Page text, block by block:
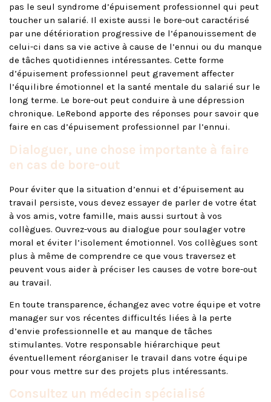
pas le seul syndrome d’épuisement professionnel qui peut
toucher un salarié. Il existe aussi le bore-out caractérisé
par une détérioration progressive de l’épanouissement de
celui-ci dans sa vie active à cause de l’ennui ou du manque
de tâches quotidiennes intéressantes. Cette forme
d’épuisement professionnel peut gravement affecter
l’équilibre émotionnel et la santé mentale du salarié sur le
long terme. Le bore-out peut conduire à une dépression
chronique. LeRebond apporte des réponses pour savoir que
faire en cas d’épuisement professionnel par l’ennui.
Dialoguer, une chose importante à faire
en cas de bore-out
Pour éviter que la situation d’ennui et d’épuisement au
travail persiste, vous devez essayer de parler de votre état
à vos amis, votre famille, mais aussi surtout à vos
collègues. Ouvrez-vous au dialogue pour soulager votre
moral et éviter l’isolement émotionnel. Vos collègues sont
plus à même de comprendre ce que vous traversez et
peuvent vous aider à préciser les causes de votre bore-out
au travail.
En toute transparence, échangez avec votre équipe et votre
manager sur vos récentes difficultés liées à la perte
d’envie professionnelle et au manque de tâches
stimulantes. Votre responsable hiérarchique peut
éventuellement réorganiser le travail dans votre équipe
pour vous mettre sur des projets plus intéressants.
Consultez un médecin spécialisé